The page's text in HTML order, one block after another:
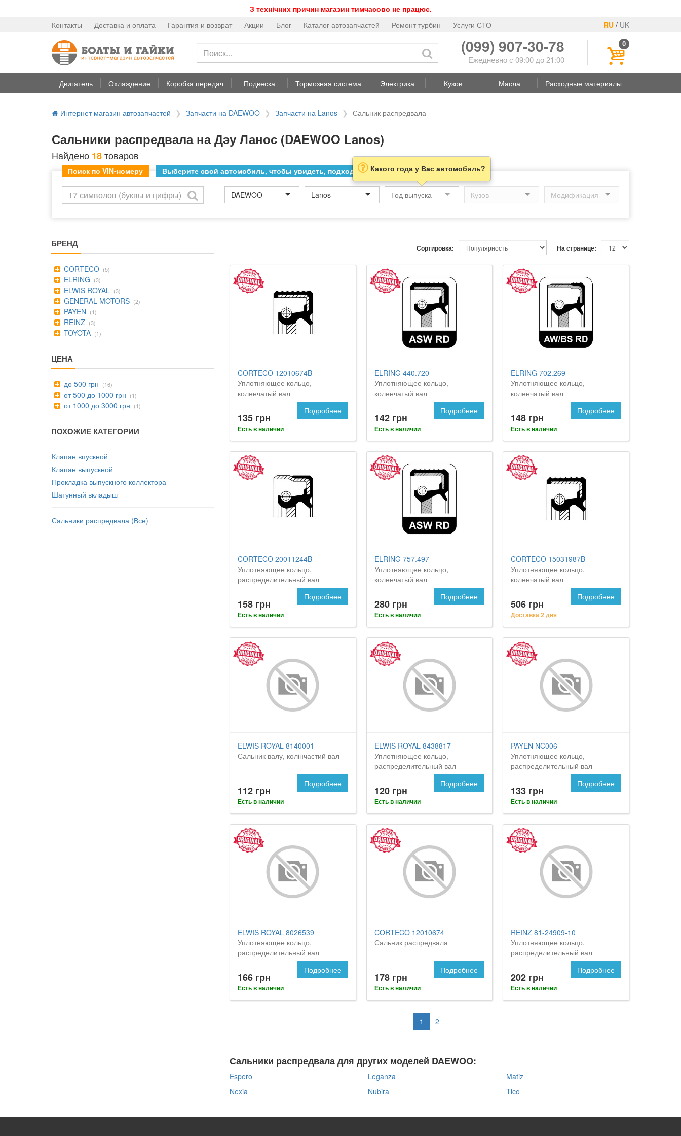
З технічних причин магазин тимчасово не працює.
RU / UK
Контакты Доставка и оплата Гарантия и возврат Акции Блог Каталог автозапчастей Ремонт турбин Услуги СТО
(099) 907-30-78
Ежедневно с 09:00 до 21:00
0
Двигатель Охлаждение Коробка передач Подвеска Тормозная система Электрика Кузов Масла Расходные материалы
Интернет магазин автозапчастей Запчасти на DAEWOO Запчасти на Lanos Сальник распредвала
Сальники распредвала на Дэу Ланос (DAEWOO Lanos)
Найдено 18товаров
Поиск по VIN-номеру Выберите свой автомобиль, чтобы увидеть, подходит ли товар к нему
DAEWOO Lanos
Какого года у Вас автомобиль?
БРЕНД
CORTECO (5)
ELRING (3)
ELWIS ROYAL (3)
GENERAL MOTORS (2)
PAYEN (1)
REINZ (3)
TOYOTA (1)
ЦЕНА
до 500 грн (16)
от 500 до 1000 грн (1)
от 1000 до 3000 грн (1)
ПОХОЖИЕ КАТЕГОРИИ
Клапан впускной
Клапан выпускной
Прокладка выпускного коллектора
Шатунный вкладыш
Сальники распредвала (Все)
На странице:
Сортировка:
CORTECO 12010674B
Уплотняющее кольцо,
коленчатый вал
135 грн
Есть в наличии
Подробнее
ELRING 440.720
Уплотняющее кольцо,
коленчатый вал
142 грн
Есть в наличии
Подробнее
ELRING 702.269
Уплотняющее кольцо,
коленчатый вал
148 грн
Есть в наличии
Подробнее
CORTECO 20011244B
Уплотняющее кольцо,
распределительный вал
158 грн
Есть в наличии
Подробнее
ELRING 757.497
Уплотняющее кольцо,
коленчатый вал
280 грн
Есть в наличии
Подробнее
CORTECO 15031987B
Уплотняющее кольцо,
коленчатый вал
506 грн
Доставка 2 дня
Подробнее
ELWIS ROYAL 8140001
Сальник валу, колінчастий вал
112 грн
Есть в наличии
Подробнее
ELWIS ROYAL 8438817
Уплотняющее кольцо,
распределительный вал
120 грн
Есть в наличии
Подробнее
PAYEN NC006
Уплотняющее кольцо,
распределительный вал
133 грн
Есть в наличии
Подробнее
ELWIS ROYAL 8026539
Уплотняющее кольцо,
распределительный вал
166 грн
Есть в наличии
Подробнее
CORTECO 12010674
Сальник распредвала
178 грн
Есть в наличии
Подробнее
REINZ 81-24909-10
Уплотняющее кольцо,
распределительный вал
202 грн
Есть в наличии
Подробнее
1 2
Сальники распредвала для других моделей DAEWOO:
Espero Leganza
Matiz
Nexia
Nubira Tico